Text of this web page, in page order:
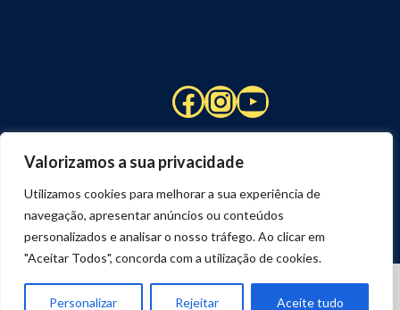
Valorizamos a sua privacidade
Utilizamos cookies para melhorar a sua experiência de
navegação, apresentar anúncios ou conteúdos
personalizados e analisar o nosso tráfego. Ao clicar em
"Aceitar Todos", concorda com a utilização de cookies.
Personalizar Rejeitar Aceite tudo
Facebook
Instagram
YouTube
DESENVOLVIDO POR
JOSEXAVIER.COM